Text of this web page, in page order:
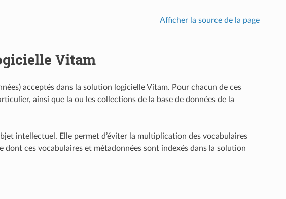
Afficher la source de la page
Vitam
acceptés dans la solution logicielle Vitam. Pour chacun de ces
ainsi que la ou les collections de la base de données de la
intellectuel. Elle permet d’éviter la multiplication des vocabulaires
ces vocabulaires et métadonnées sont indexés dans la solution